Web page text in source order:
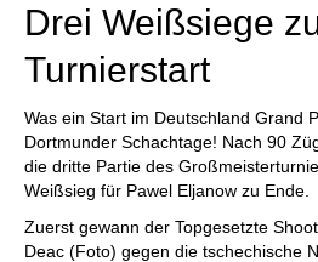
Drei Weißsiege
Turnierstart
Was ein Start im Deutschland Grand
Dortmunder Schachtage! Nach 90
die dritte Partie des
Weißsieg für Pawel Eljanow zu Ende.
Zuerst gewann der Topgesetzte
Deac (Foto) gegen die tschechische